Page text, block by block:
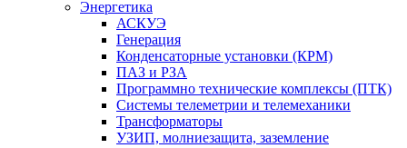
Энергетика
АСКУЭ
Генерация
Конденсаторные установки (КРМ)
ПАЗ и РЗА
Программно технические комплексы (ПТК)
Системы телеметрии и телемеханики
Трансформаторы
УЗИП, молниезащита, заземление